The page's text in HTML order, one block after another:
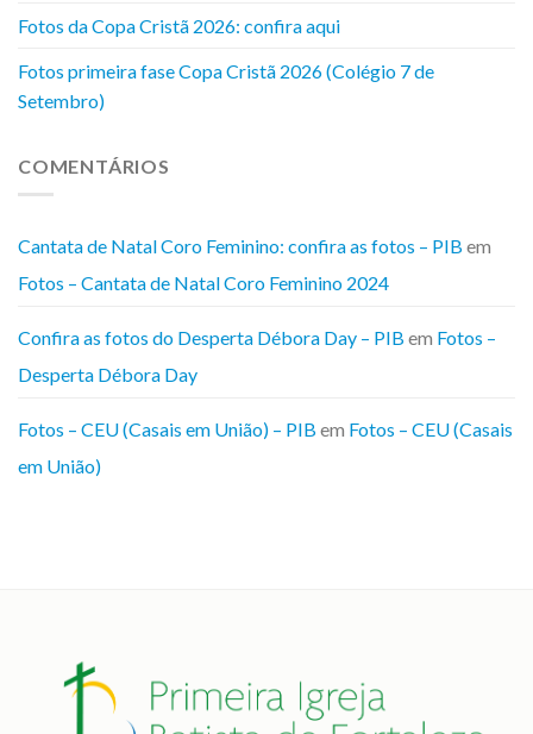
Fotos da Copa Cristã 2026: confira aqui
Fotos primeira fase Copa Cristã 2026 (Colégio 7 de
Setembro)
COMENTÁRIOS
Cantata de Natal Coro Feminino: confira as fotos – PIB em
Fotos – Cantata de Natal Coro Feminino 2024
Confira as fotos do Desperta Débora Day – PIB em Fotos –
Desperta Débora Day
Fotos – CEU (Casais em União) – PIB em Fotos – CEU (Casais
em União)